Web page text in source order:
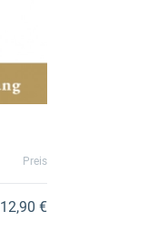
Preis
12,90 €